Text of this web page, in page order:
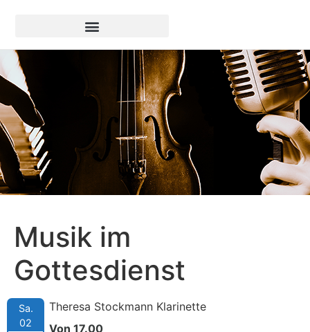
Musik im
Gottesdienst
Sa.
02
Theresa Stockmann Klarinette
Von 17.00